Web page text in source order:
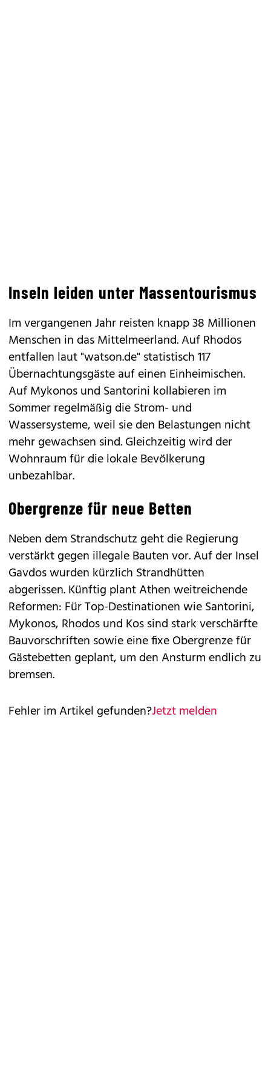
Inseln leiden unter Massentourismus
Im vergangenen Jahr reisten knapp 38 Millionen
Menschen in das Mittelmeerland. Auf Rhodos
entfallen laut "watson.de" statistisch 117
Übernachtungsgäste auf einen Einheimischen.
Auf Mykonos und Santorini kollabieren im
Sommer regelmäßig die Strom- und
Wassersysteme, weil sie den Belastungen nicht
mehr gewachsen sind. Gleichzeitig wird der
Wohnraum für die lokale Bevölkerung
unbezahlbar.
Obergrenze für neue Betten
Neben dem Strandschutz geht die Regierung
verstärkt gegen illegale Bauten vor. Auf der Insel
Gavdos wurden kürzlich Strandhütten
abgerissen. Künftig plant Athen weitreichende
Reformen: Für Top-Destinationen wie Santorini,
Mykonos, Rhodos und Kos sind stark verschärfte
Bauvorschriften sowie eine fixe Obergrenze für
Gästebetten geplant, um den Ansturm endlich zu
bremsen.
Fehler im Artikel gefunden?Jetzt melden